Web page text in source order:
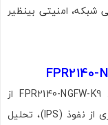
شبکه، امنیتی بینظیر
: این فایروال FPR2140-NGFW-K9 از
قابلیتهای پیشرفته‌ ای مانند سیستم پیشگیری از نفوذ (IPS)، تحلیل